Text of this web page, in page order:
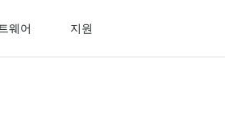
웨어 지원